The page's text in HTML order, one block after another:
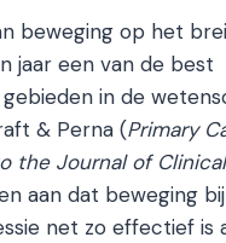
beweging op het
jaar een van de best
in de
& Perna (Primary
the Journal of
aan dat beweging
net zo effectief is